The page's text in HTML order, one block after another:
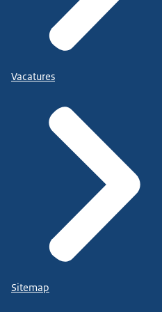
Vacatures
Sitemap